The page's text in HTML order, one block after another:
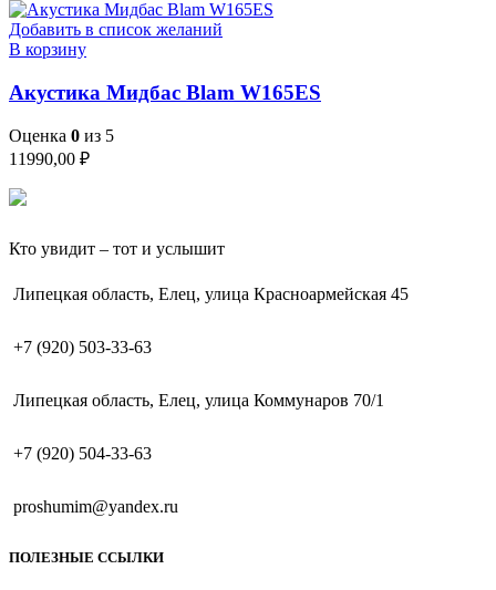
Добавить в список желаний
В корзину
Акустика Мидбас Blam W165ES
Оценка 0 из 5
11990,00 ₽
Кто увидит – тот и услышит
Липецкая область, Елец, улица Красноармейская 45
+7 (920) 503-33-63
Липецкая область, Елец, улица Коммунаров 70/1
+7 (920) 504-33-63
proshumim@yandex.ru
ПОЛЕЗНЫЕ ССЫЛКИ